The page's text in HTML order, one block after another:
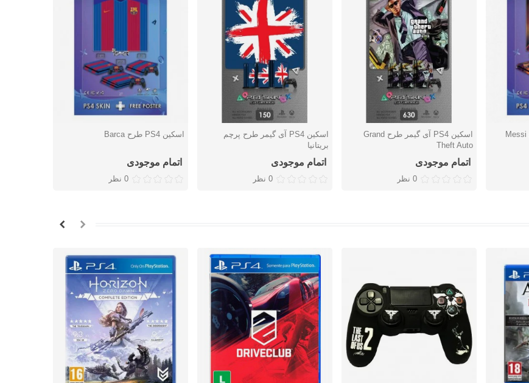
دوست داشتن
اسکین PS4 آی گیمر طرح Grand
Theft Auto
اتمام موجودی
0 نظر
دوست داشتن
اسکین PS4 آی گیمر طرح پرچم
بریتانیا
اتمام موجودی
0 نظر
دوست داشتن اسکین PS4 طرح Barca
اتمام موجودی
0 نظر